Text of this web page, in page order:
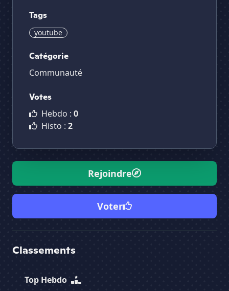
Tags
youtube
Catégorie
Communauté
Votes
Hebdo : 0
Histo : 2
Rejoindre
Voter
Classements
Top Hebdo